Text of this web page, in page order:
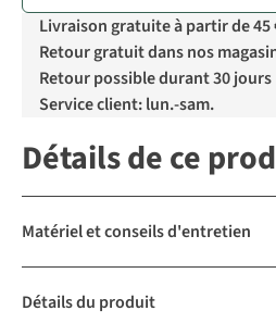
Livraison gratuite à partir de 45
Retour gratuit dans nos
Retour possible durant 30 jours
Service client: lun.-sam.
Détails de ce
Matériel et conseils d'entretien
Détails du produit